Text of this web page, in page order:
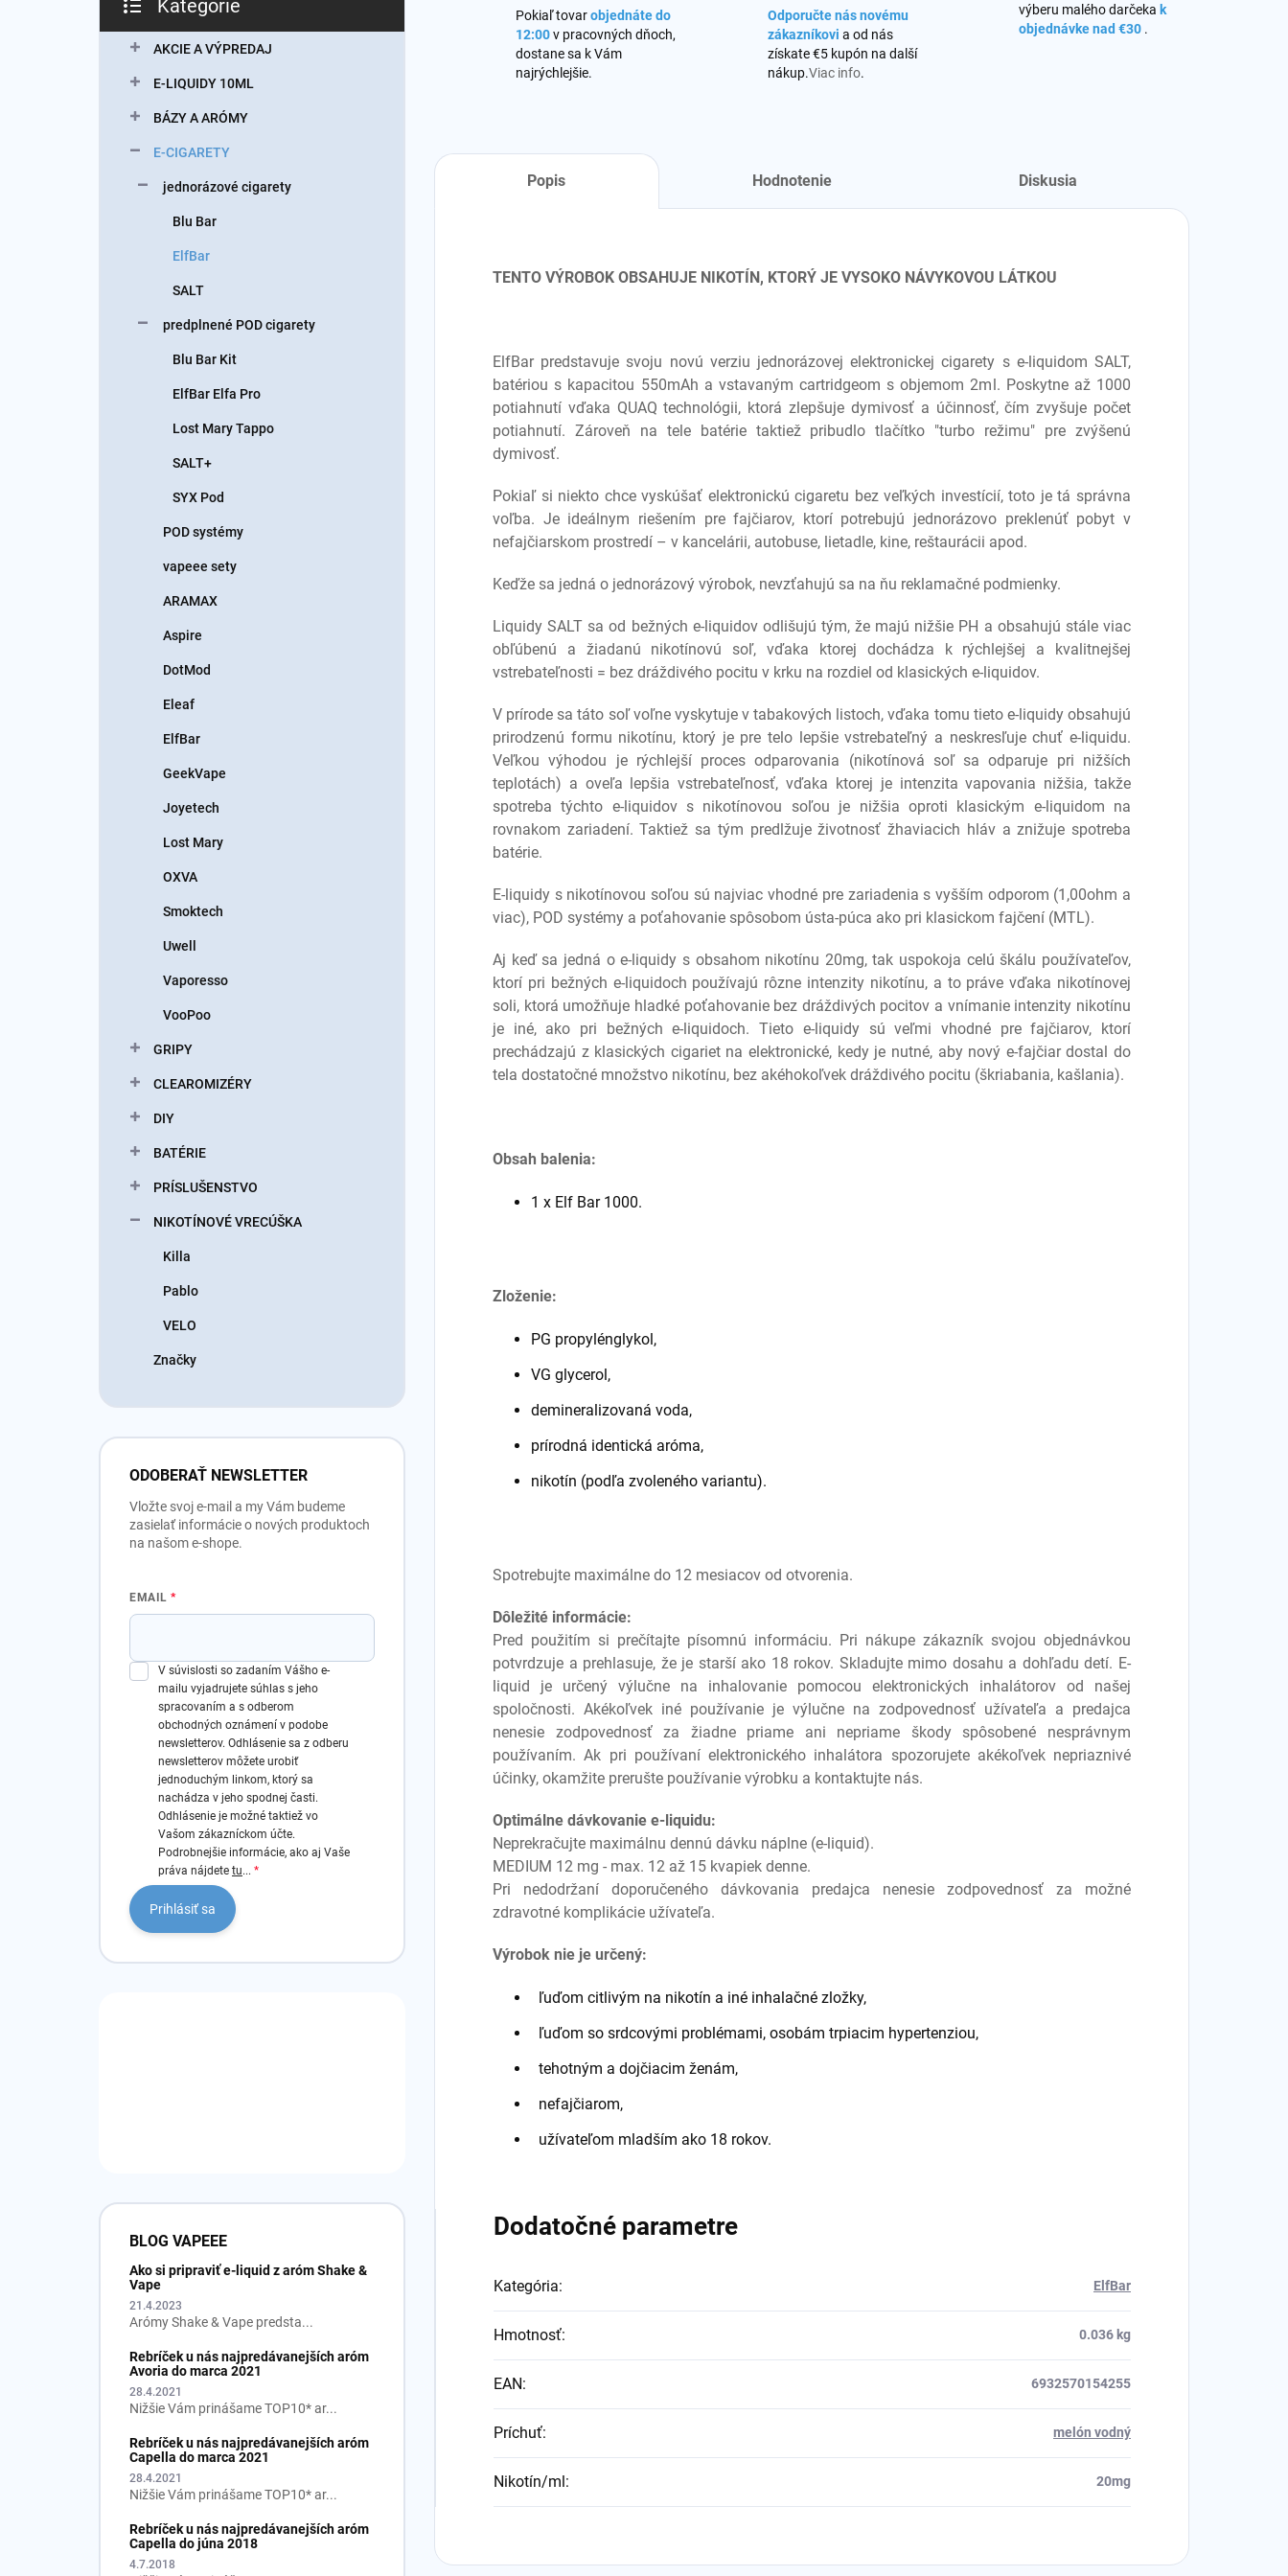
kategórie
Kategórie
AKCIE A VÝPREDAJ
E-LIQUIDY 10ML
BÁZY A ARÓMY
E-CIGARETY
jednorázové cigarety
Blu Bar
ElfBar
SALT
predplnené POD cigarety
Blu Bar Kit
ElfBar Elfa Pro
Lost Mary Tappo
SALT+
SYX Pod
POD systémy
vapeee sety
ARAMAX
Aspire
DotMod
Eleaf
ElfBar
GeekVape
Joyetech
Lost Mary
OXVA
Smoktech
Uwell
Vaporesso
VooPoo
GRIPY
CLEAROMIZÉRY
DIY
BATÉRIE
PRÍSLUŠENSTVO
NIKOTÍNOVÉ VRECÚŠKA
Killa
Pablo
VELO
Značky
ODOBERAŤ NEWSLETTER
Vložte svoj e-mail a my Vám budeme
zasielať informácie o nových produktoch
na našom e-shope.
EMAIL
V súvislosti so zadaním Vášho e-
mailu vyjadrujete súhlas s jeho
spracovaním a s odberom
obchodných oznámení v podobe
newsletterov. Odhlásenie sa z odberu
newsletterov môžete urobiť
jednoduchým linkom, ktorý sa
nachádza v jeho spodnej časti.
Odhlásenie je možné taktiež vo
Vašom zákazníckom účte.
Podrobnejšie informácie, ako aj Vaše
práva nájdete tu...
Prihlásiť sa
BLOG VAPEEE
Ako si pripraviť e-liquid z aróm Shake &
Vape
21.4.2023
Arómy Shake & Vape predsta...
Rebríček u nás najpredávanejších aróm
Avoria do marca 2021
28.4.2021
Nižšie Vám prinášame TOP10* ar...
Rebríček u nás najpredávanejších aróm
Capella do marca 2021
28.4.2021
Nižšie Vám prinášame TOP10* ar...
Rebríček u nás najpredávanejších aróm
Capella do júna 2018
4.7.2018
Pokiaľ tovarobjednáte do
12:00v pracovných dňoch,
dostane sa k Vám
najrýchlejšie.
Odporučte nás novému
zákazníkovi a od nás
získate €5 kupón na další
nákup.Viac info.
výberu malého darčeka k
objednávke nad €30 .
Popis Hodnotenie Diskusia
TENTO VÝROBOK OBSAHUJE NIKOTÍN, KTORÝ JE VYSOKO NÁVYKOVOU LÁTKOU
ElfBar predstavuje svoju novú verziu jednorázovej elektronickej cigarety s e-liquidom SALT,
batériou s kapacitou 550mAh a vstavaným cartridgeom s objemom 2ml. Poskytne až 1000
potiahnutí vďaka QUAQ technológii, ktorá zlepšuje dymivosť a účinnosť, čím zvyšuje počet
potiahnutí. Zároveň na tele batérie taktiež pribudlo tlačítko "turbo režimu" pre zvýšenú
dymivosť.
Pokiaľ si niekto chce vyskúšať elektronickú cigaretu bez veľkých investícií, toto je tá správna
voľba. Je ideálnym riešením pre fajčiarov, ktorí potrebujú jednorázovo preklenúť pobyt v
nefajčiarskom prostredí – v kancelárii, autobuse, lietadle, kine, reštaurácii apod.
Keďže sa jedná o jednorázový výrobok, nevzťahujú sa na ňu reklamačné podmienky.
Liquidy SALT sa od bežných e-liquidov odlišujú tým, že majú nižšie PH a obsahujú stále viac
obľúbenú a žiadanú nikotínovú soľ, vďaka ktorej dochádza k rýchlejšej a kvalitnejšej
vstrebateľnosti = bez dráždivého pocitu v krku na rozdiel od klasických e-liquidov.
V prírode sa táto soľ voľne vyskytuje v tabakových listoch, vďaka tomu tieto e-liquidy obsahujú
prirodzenú formu nikotínu, ktorý je pre telo lepšie vstrebateľný a neskresľuje chuť e-liquidu.
Veľkou výhodou je rýchlejší proces odparovania (nikotínová soľ sa odparuje pri nižších
teplotách) a oveľa lepšia vstrebateľnosť, vďaka ktorej je intenzita vapovania nižšia, takže
spotreba týchto e-liquidov s nikotínovou soľou je nižšia oproti klasickým e-liquidom na
rovnakom zariadení. Taktiež sa tým predlžuje životnosť žhaviacich hláv a znižuje spotreba
batérie.
E-liquidy s nikotínovou soľou sú najviac vhodné pre zariadenia s vyšším odporom (1,00ohm a
viac), POD systémy a poťahovanie spôsobom ústa-púca ako pri klasickom fajčení (MTL).
Aj keď sa jedná o e-liquidy s obsahom nikotínu 20mg, tak uspokoja celú škálu používateľov,
ktorí pri bežných e-liquidoch používajú rôzne intenzity nikotínu, a to práve vďaka nikotínovej
soli, ktorá umožňuje hladké poťahovanie bez dráždivých pocitov a vnímanie intenzity nikotínu
je iné, ako pri bežných e-liquidoch. Tieto e-liquidy sú veľmi vhodné pre fajčiarov, ktorí
prechádzajú z klasických cigariet na elektronické, kedy je nutné, aby nový e-fajčiar dostal do
tela dostatočné množstvo nikotínu, bez akéhokoľvek dráždivého pocitu (škriabania, kašlania).
Obsah balenia:
1 x Elf Bar 1000.
Zloženie:
PG propylénglykol,
VG glycerol,
demineralizovaná voda,
prírodná identická aróma,
nikotín (podľa zvoleného variantu).
Spotrebujte maximálne do 12 mesiacov od otvorenia.
Dôležité informácie:
Pred použitím si prečítajte písomnú informáciu. Pri nákupe zákazník svojou objednávkou
potvrdzuje a prehlasuje, že je starší ako 18 rokov. Skladujte mimo dosahu a dohľadu detí. E-
liquid je určený výlučne na inhalovanie pomocou elektronických inhalátorov od našej
spoločnosti. Akékoľvek iné používanie je výlučne na zodpovednosť užívateľa a predajca
nenesie zodpovednosť za žiadne priame ani nepriame škody spôsobené nesprávnym
používaním. Ak pri používaní elektronického inhalátora spozorujete akékoľvek nepriaznivé
účinky, okamžite prerušte používanie výrobku a kontaktujte nás.
Optimálne dávkovanie e-liquidu:
Neprekračujte maximálnu dennú dávku náplne (e-liquid).
MEDIUM 12 mg - max. 12 až 15 kvapiek denne.
Pri nedodržaní doporučeného dávkovania predajca nenesie zodpovednosť za možné
zdravotné komplikácie užívateľa.
Výrobok nie je určený:
ľuďom citlivým na nikotín a iné inhalačné zložky,
ľuďom so srdcovými problémami, osobám trpiacim hypertenziou,
tehotným a dojčiacim ženám,
nefajčiarom,
užívateľom mladším ako 18 rokov.
Dodatočné parametre
Kategória: ElfBar
Hmotnosť: 0.036 kg
EAN: 6932570154255
Príchuť: melón vodný
Nikotín/ml: 20mg